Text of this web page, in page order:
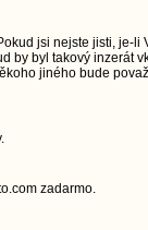
jsi nejste jisti, je-
by byl takový inzerát
jiného bude
zadarmo.